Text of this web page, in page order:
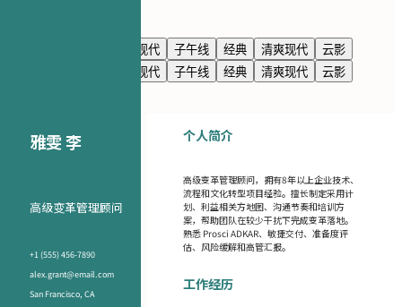
极简现代 子午线 经典 清爽现代
云影
极简现代 子午线 经典 清爽现代 云影
雅雯 李
高级变革管理顾问
+1 (555) 456-7890
alex.grant@email.com
San Francisco, CA
个人简介
高级变革管理顾问，拥有8年以上企业技术、
流程和文化转型项目经验。擅长制定采用计
划、利益相关方地图、沟通节奏和培训方
案，帮助团队在较少干扰下完成变革落地。
熟悉 Prosci ADKAR、敏捷交付、准备度评
估、风险缓解和高管汇报。
工作经历